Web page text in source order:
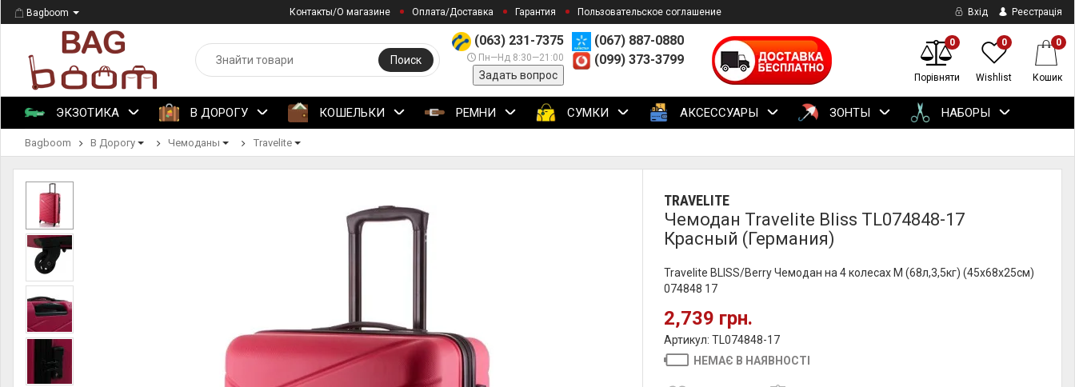
Bagboom Контакты/О магазине Оплата/Доставка Гарантия Пользовательское соглашение Вхід Реєстрація
(063) 231-7375
Пн—Нд 8:30—21:00
Задать вопрос
(067) 887-0880
(099) 373-3799
Поиск
0
Порівняти
0
Wishlist
0
Кошик
ЭКЗОТИКА В ДОРОГУ КОШЕЛЬКИ РЕМНИ СУМКИ АКСЕССУАРЫ ЗОНТЫ НАБОРЫ
Bagboom В Дорогу Чемоданы Travelite
TRAVELITE
Чемодан Travelite Bliss TL074848-17
Красный (Германия)
Travelite BLISS/Berry Чемодан на 4 колесах M (68л,3,5кг) (45x68x25см)
074848 17
2,739 грн.
Артикул: TL074848-17
НЕМАЄ В НАЯВНОСТІ